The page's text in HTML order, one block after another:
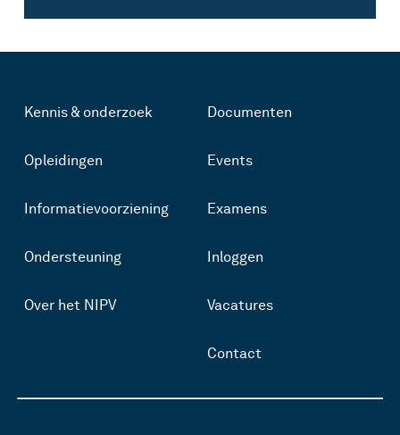
Kennis & onderzoek
Opleidingen
Informatievoorziening
Ondersteuning
Over het NIPV
Documenten
Events
Examens
Inloggen
Vacatures
Contact